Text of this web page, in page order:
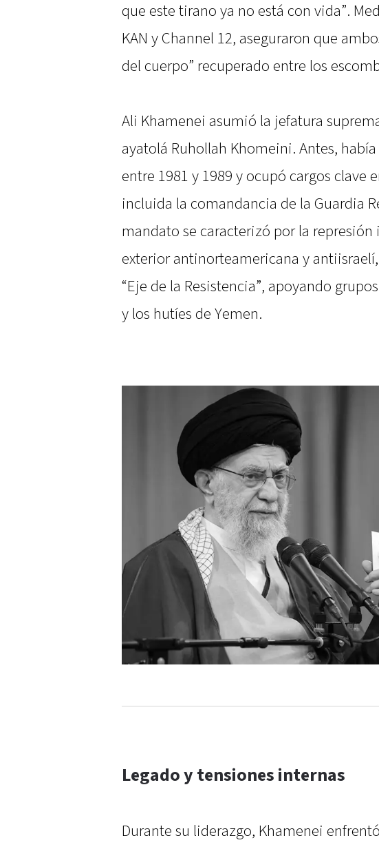
que este tirano ya no está con vida”.
KAN y Channel 12, aseguraron que
del cuerpo” recuperado entre los
Ali Khamenei asumió la jefatura
ayatolá Ruhollah Khomeini. Antes,
entre 1981 y 1989 y ocupó cargos clave
incluida la comandancia de la Guardia
mandato se caracterizó por la
exterior antinorteamericana y
“Eje de la Resistencia”, apoyando
y los hutíes de Yemen.
Legado y tensiones internas
Durante su liderazgo, Khamenei